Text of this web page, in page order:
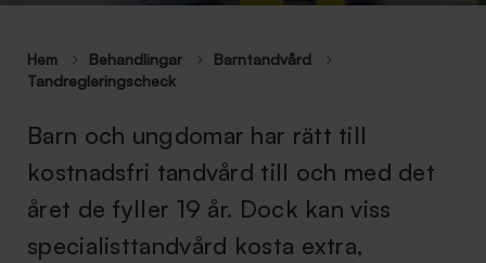
Hem Behandlingar
Barntandvård
Tandregleringscheck
Barn och ungdomar har rätt till
kostnadsfri tandvård till och med det
året de fyller 19 år. Dock kan viss
specialisttandvård kosta extra,